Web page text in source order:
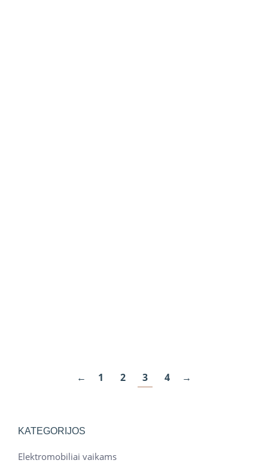
← 1 2 3 4 →
KATEGORIJOS
Elektromobiliai vaikams